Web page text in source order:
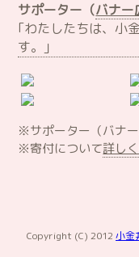
サポーター（バナー
｢わたしたちは、小
す。｣
※サポーター（バナ
※寄付について詳し
Copyright (C) 2012 小金